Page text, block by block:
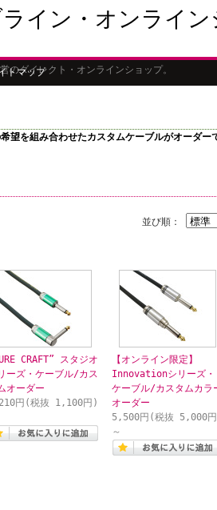
イン・オンライン
ダイレクト・オンラインショップ。
トマップ
望を組み合わせたカスタムケーブルがオーダー
並び順：
CRAFT” スタジオ
ーズ・ケーブル/カス
オーダー
円(税抜 1,100円)
【オンライン限定】
Innovationシリーズ・
ケーブル/カスタムカラ
オーダー
5,500円(税抜 5,000
～